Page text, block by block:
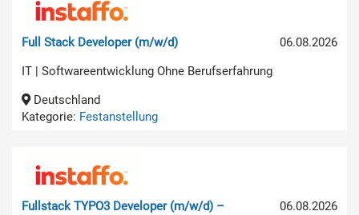
06.08.2026
Full Stack Developer (m/w/d)
IT | Softwareentwicklung Ohne Berufserfahrung
Deutschland
Kategorie: Festanstellung
06.08.2026
Fullstack TYPO3 Developer (m/w/d) –